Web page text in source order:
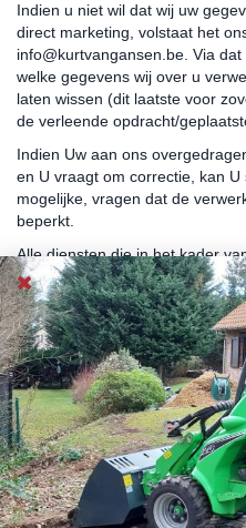
Indien u niet wil dat wij uw
direct marketing, volstaat het
info@kurtvangansen.be. Via
welke gegevens wij over u
laten wissen (dit laatste voor
de verleende opdracht/
Indien Uw aan ons
en U vraagt om correctie, kan
mogelijke, vragen dat de
beperkt.
Alle diensten die in het kader
Verordening
uitgevoerd, zijn, binnen de
Als u het niet eens bent met de
verwerken, kan u zich wenden
bescherming van de
te 1000 Brussel).